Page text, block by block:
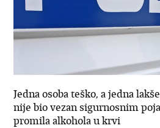
Jedna osoba teško, a jedna
nije bio vezan sigurnosnim
promila alkohola u krvi